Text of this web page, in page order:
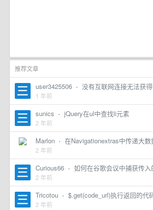
推荐文章
user3425506 · 没有互联网连接无法获
1 年前
sunics · jQuery在ul中查找li元素
2 年前
Marlon · 在Navigationextras中传递大
2 年前
Curious66 · 如何在谷歌会议中捕获传
2 年前
Tricotou · $.get(code_url)执行返回的代
2 年前